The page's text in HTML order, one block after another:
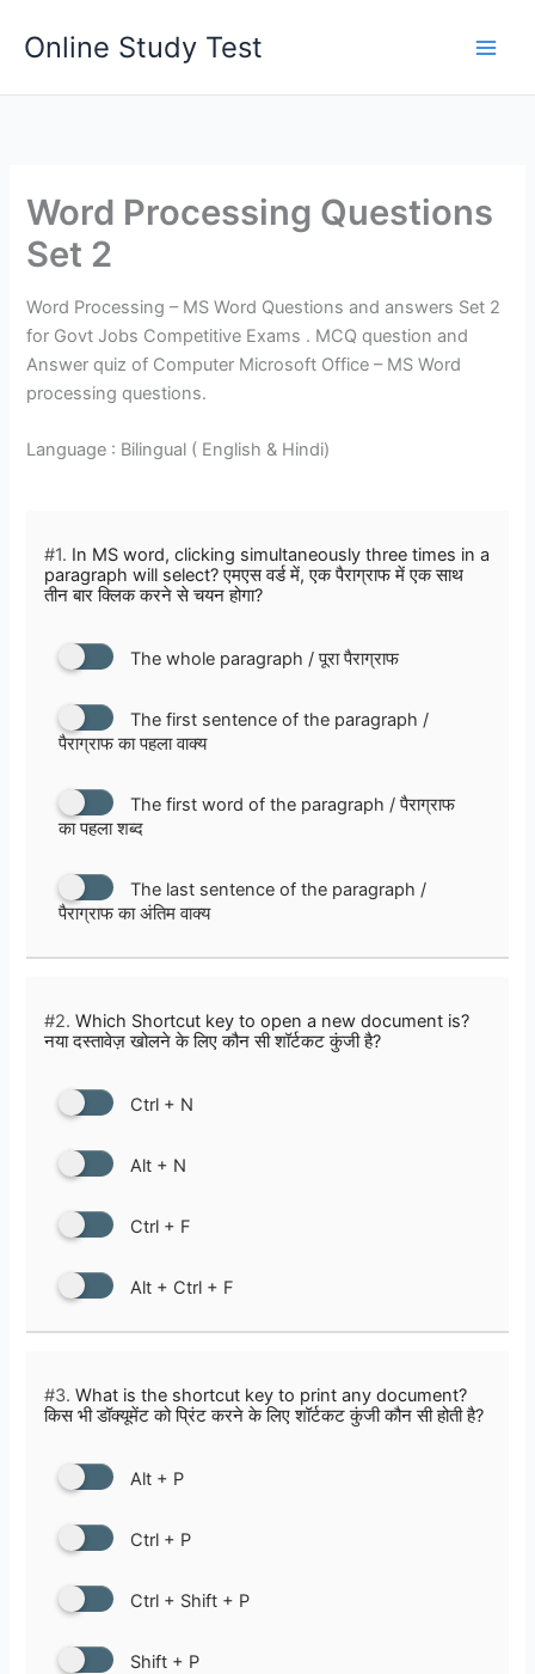
Online Study Test
Word Processing Questions
Set 2
Word Processing – MS Word Questions and answers Set 2
for Govt Jobs Competitive Exams . MCQ question and
Answer quiz of Computer Microsoft Office – MS Word
processing questions.
Language : Bilingual ( English & Hindi)
#1. In MS word, clicking simultaneously three times in a
paragraph will select? एमएस वर्ड में, एक पैराग्राफ में एक साथ
तीन बार क्लिक करने से चयन होगा?
The whole paragraph / पूरा पैराग्राफ
The first sentence of the paragraph /
पैराग्राफ का पहला वाक्य
The first word of the paragraph / पैराग्राफ
का पहला शब्द
The last sentence of the paragraph /
पैराग्राफ का अंतिम वाक्य
#2. Which Shortcut key to open a new document is?
नया दस्तावेज़ खोलने के लिए कौन सी शॉर्टकट कुंजी है?
Ctrl + N
Alt + N
Ctrl + F
Alt + Ctrl + F
#3. What is the shortcut key to print any document?
किस भी डॉक्यूमेंट को प्रिंट करने के लिए शॉर्टकट कुंजी कौन सी होती है?
Alt + P
Ctrl + P
Ctrl + Shift + P
Shift + P